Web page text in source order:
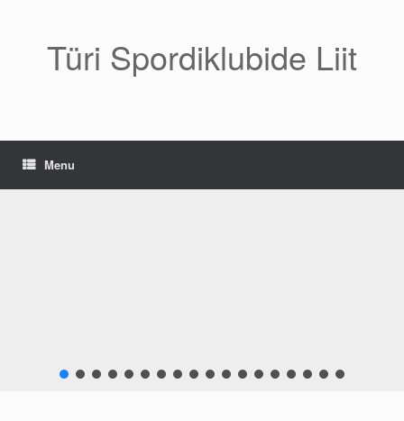
Türi Spordiklubide Liit
Menu